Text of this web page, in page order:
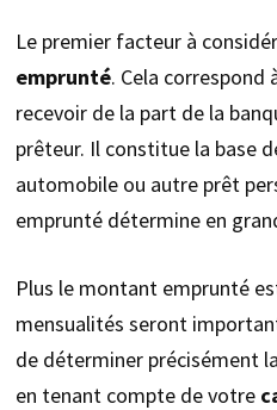
Le premier facteur à
emprunté. Cela correspond
recevoir de la part de la
prêteur. Il constitue la base
automobile ou autre prêt
emprunté détermine en
Plus le montant emprunté
mensualités seront
de déterminer précisément
en tenant compte de votre